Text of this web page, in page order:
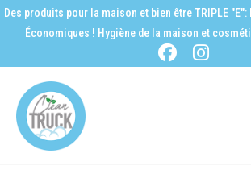
Des produits pour la maison et bien être TRIPLE
Économiques ! Hygiène de la maison et